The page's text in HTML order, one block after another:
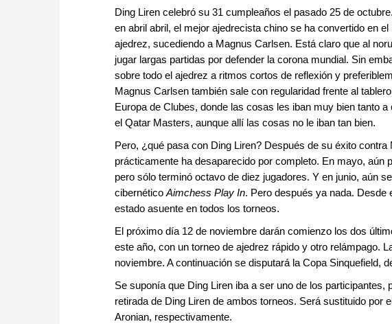
approach than ever before.
Ding Liren celebró su 31 cumpleaños el pasado 25 de
en abril abril, el mejor ajedrecista chino se ha convertido en
ajedrez, sucediendo a Magnus Carlsen. Está claro que al
jugar largas partidas por defender la corona mundial. Sin
sobre todo el ajedrez a ritmos cortos de reflexión y
Magnus Carlsen también sale con regularidad frente al
Europa de Clubes, donde las cosas les iban muy bien tanto
el Qatar Masters, aunque allí las cosas no le iban tan bien.
Pero, ¿qué pasa con Ding Liren? Después de su éxito
prácticamente ha desaparecido por completo. En mayo, aún
pero sólo terminó octavo de diez jugadores. Y en junio, aún
cibernético Aimchess Play In. Pero después ya nada. Desde
estado asuente en todos los torneos.
El próximo día 12 de noviembre darán comienzo los dos
este año, con un torneo de ajedrez rápido y otro relámpago.
noviembre. A continuación se disputará la Copa Sinquefield,
Se suponía que Ding Liren iba a ser uno de los participantes,
retirada de Ding Liren de ambos torneos. Será sustituido por
Aronian, respectivamente.